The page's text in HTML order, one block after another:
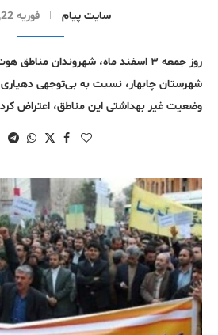
سایت پیام فوریه 22, 2025
روز جمعه ۳ اسفند ماه، شهروندان
شهرستان چابهار، نسبت به بی‌توجهی
وضعیت غیر بهداشتی این مناطق، اعتراض